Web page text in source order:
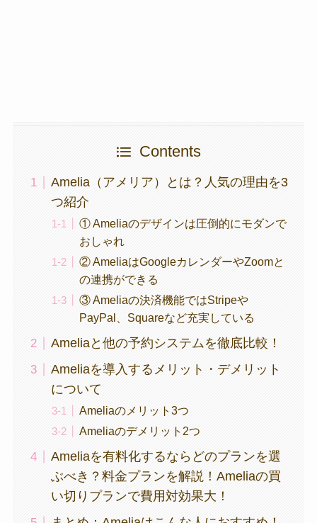
Contents
Amelia（アメリア）とは？人気の理由を3
つ紹介
① Ameliaのデザインは圧倒的にモダンで
おしゃれ
② AmeliaはGoogleカレンダーやZoomと
の連携ができる
③ Ameliaの決済機能ではStripeや
PayPal、Squareなど充実している
Ameliaと他の予約システムを徹底比較！
Ameliaを導入するメリット・デメリット
について
Ameliaのメリット3つ
Ameliaのデメリット2つ
Ameliaを有料化するならどのプランを選
ぶべき？料金プランを解説！Ameliaの買
い切りプランで費用対効果大！